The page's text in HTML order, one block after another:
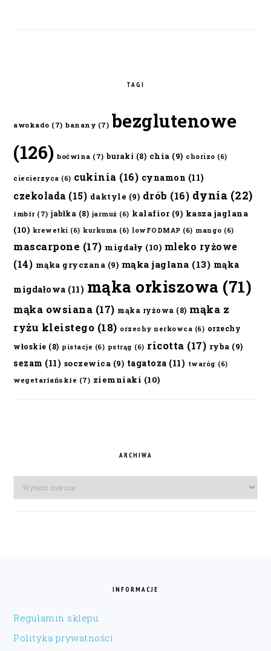
TAGI
awokado (7) banany (7) bezglutenowe
(126) boćwina (7) buraki (8) chia (9) chorizo (6)
ciecierzyca (6) cukinia (16) cynamon (11)
czekolada (15) daktyle (9) drób (16) dynia (22)
imbir (7) jabłka (8) jarmuż (6) kalafior(9) kasza jaglana
(10) krewetki (6) kurkuma (6) lowFODMAP (6) mango (6)
mascarpone (17) migdały (10) mleko ryżowe
(14) mąka gryczana (9) mąka jaglana (13) mąka
migdałowa (11) mąka orkiszowa (71)
mąka owsiana (17) mąka ryżowa (8) mąka z
ryżu kleistego (18) orzechy nerkowca (6) orzechy
włoskie (8) pistacje (6) pstrąg (6) ricotta (17) ryba (9)
sezam (11) soczewica (9) tagatoza (11) twaróg (6)
wegetariańskie (7) ziemniaki (10)
ARCHIWA
Archiwa
INFORMACJE
Regulamin sklepu
Polityka prywatności